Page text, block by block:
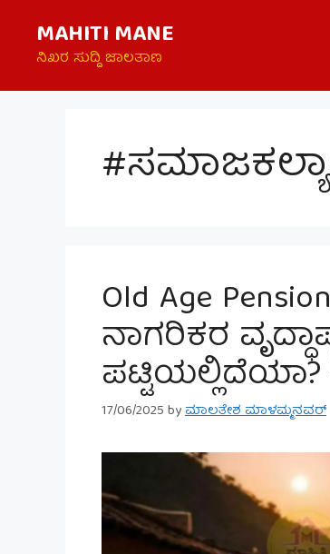
content
MAHITI MANE
ನಿಖರ ಸುದ್ದಿ ಜಾಲತಾಣ
Old Age
ನಾಗರಿಕರ
17/06/2025byಮಾಲತೇಶ ಮಾಳಮ್ಮನವರ್